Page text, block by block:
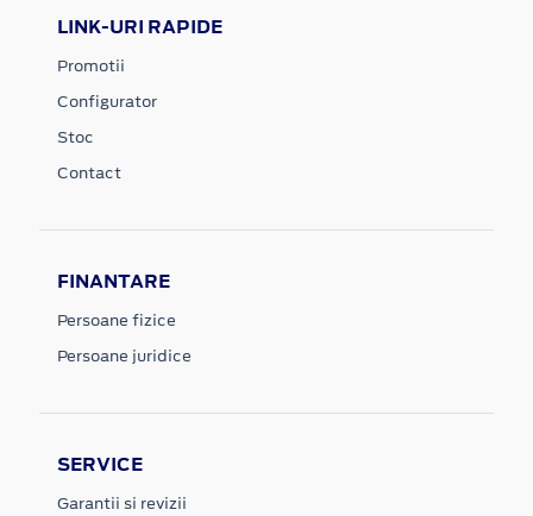
LINK-URI RAPIDE
Promotii
Configurator
Stoc
Contact
FINANTARE
Persoane fizice
Persoane juridice
SERVICE
Garantii si revizii